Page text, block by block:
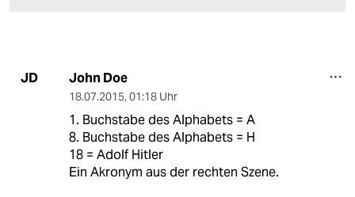
JD John Doe
18.07.2015, 01:18 Uhr
1. Buchstabe des Alphabets = A
8. Buchstabe des Alphabets = H
18 = Adolf Hitler
Ein Akronym aus der rechten Szene.